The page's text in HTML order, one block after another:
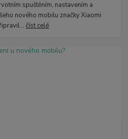
spuštěním, nastavením a
nového mobilu značky Xiaomi
číst celé